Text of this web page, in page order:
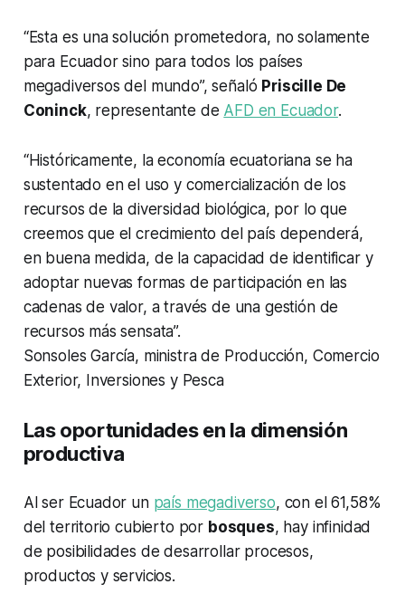
“Esta es una solución prometedora, no solamente
para Ecuador sino para todos los países
megadiversos del mundo”, señaló Priscille De
Coninck, representante de AFD en Ecuador.
“Históricamente, la economía ecuatoriana se ha
sustentado en el uso y comercialización de los
recursos de la diversidad biológica, por lo que
creemos que el crecimiento del país dependerá,
en buena medida, de la capacidad de identificar y
adoptar nuevas formas de participación en las
cadenas de valor, a través de una gestión de
recursos más sensata”.
Sonsoles García, ministra de Producción, Comercio
Exterior, Inversiones y Pesca
Las oportunidades en la dimensión
productiva
Al ser Ecuador un país megadiverso, con el 61,58%
del territorio cubierto por bosques, hay infinidad
de posibilidades de desarrollar procesos,
productos y servicios.